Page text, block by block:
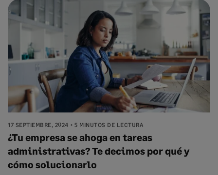
17 SEPTIEMBRE, 2024 5 MINUTOS DE LECTURA
¿Tu empresa se ahoga en tareas
administrativas? Te decimos por qué y
cómo solucionarlo